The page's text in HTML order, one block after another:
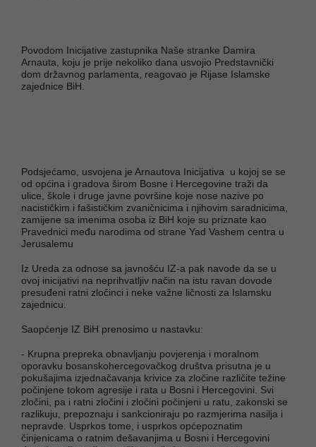
Povodom Inicijative zastupnika Naše stranke Damira
Arnauta, koju je prije nekoliko dana usvojio Predstavnički
dom državnog parlamenta, reagovao je Rijase Islamske
zajednice BiH.
Podsjećamo, usvojena je Arnautova Inicijativa u kojoj se se
od općina i gradova širom Bosne i Hercegovine traži da
ulice, škole i druge javne površine koje nose nazive po
nacističkim i fašističkim zvaničnicima i njihovim saradnicima,
zamijene sa imenima osoba iz BiH koje su priznate kao
Pravednici među narodima od strane Yad Vashem centra u
Jerusalemu
Iz Ureda za odnose sa javnošću IZ-a pak navode da se u
ovoj inicijativi na neprihvatljiv način na istu ravan dovode
presuđeni ratni zločinci i neke važne ličnosti za Islamsku
zajednicu.
Saopćenje IZ BiH prenosimo u nastavku:
- Krupna prepreka obnavljanju povjerenja i moralnom
oporavku bosanskohercegovačkog društva prisutna je u
pokušajima izjednačavanja krivice za zločine različite težine
počinjene tokom agresije i rata u Bosni i Hercegovini. Svi
zločini, pa i ratni zločini i zločini počinjeni u ratu, zakonski se
razlikuju, prepoznaju i sankcioniraju po razmjerima nasilja i
nepravde. Usprkos tome, i usprkos općepoznatim
činjenicama o ratnim dešavanjima u Bosni i Hercegovini